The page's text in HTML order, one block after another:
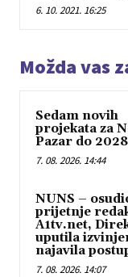
6. 10. 2021. 16:25
Možda vas
Sedam novih
projekata za
Pazar do
7. 08. 2026. 14:44
NUNS –
prijetnje
A1tv.net,
uputila
najavila
7. 08. 2026. 14:07